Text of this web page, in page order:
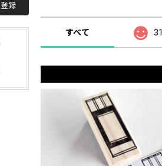
登録
すべて